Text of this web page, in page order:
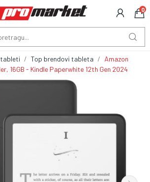
0
Top brendovi tableta
Amazon
16GB - Kindle Paperwhite 12th Gen 2024